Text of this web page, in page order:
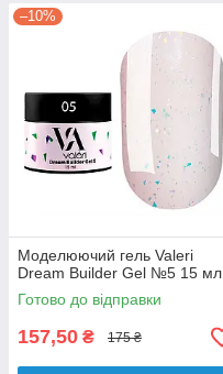
–10%
Моделюючий гель Valeri
Dream Builder Gel №5 15 мл
Готово до відправки
157,50 ₴ 175 ₴